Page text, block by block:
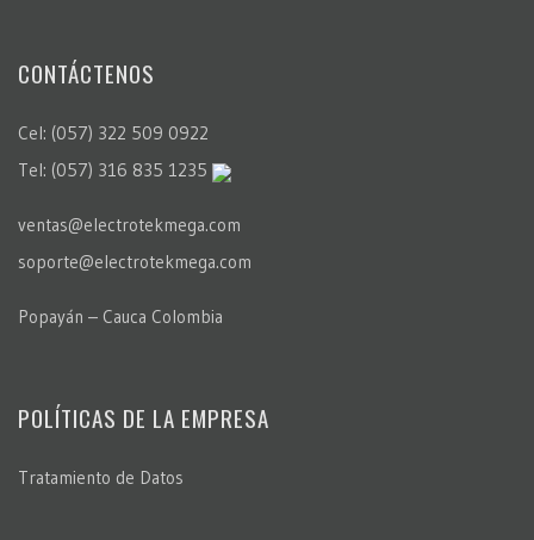
CONTÁCTENOS
Cel: (057) 322 509 0922
Tel: (057) 316 835 1235
ventas@electrotekmega.com
soporte@electrotekmega.com
Popayán – Cauca Colombia
POLÍTICAS DE LA EMPRESA
Tratamiento de Datos